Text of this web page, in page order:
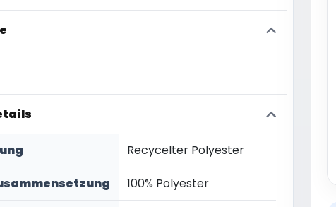
Recycelter Polyester
100% Polyester